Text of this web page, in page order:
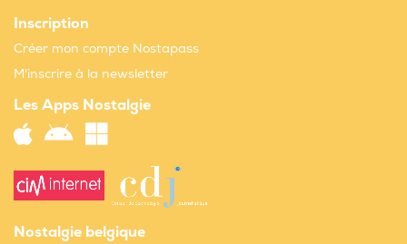
Inscription
Créer mon compte Nostapass
M'inscrire à la newsletter
Les Apps Nostalgie
Nostalgie belgique